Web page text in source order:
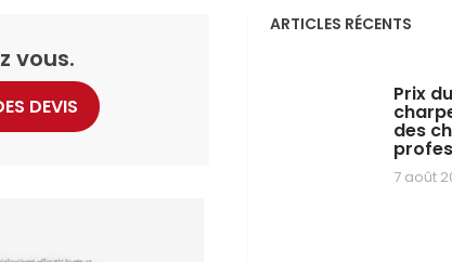
vous.
DEVIS
ARTICLES RÉCENTS
Prix
des
7 août